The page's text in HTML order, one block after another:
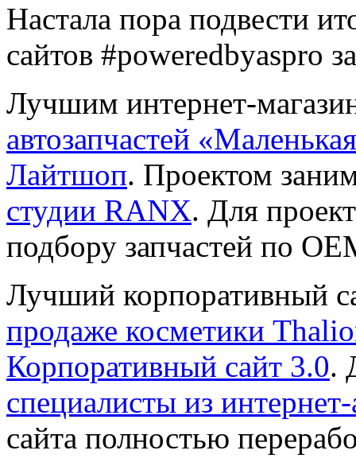
Настала пора подвести
сайтов #poweredbyaspro
Лучшим интернет-
автозапчастей
Лайтшоп. Проектом
студии RANX. Для
подбору запчастей по
Лучший корпоративный
продаже косметики
Корпоративный сайт 3.0.
специалисты из
сайта полностью